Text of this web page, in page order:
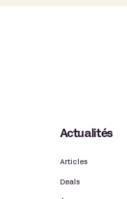
Actualités
Articles
Deals